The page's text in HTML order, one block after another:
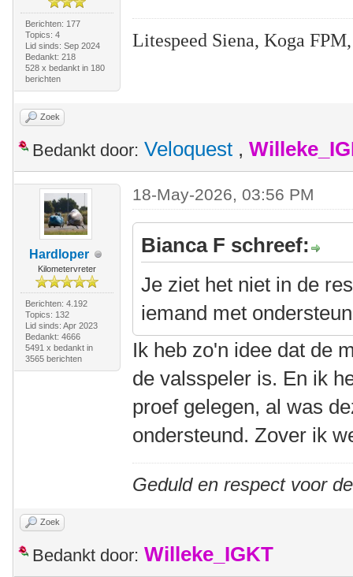
Berichten: 177
Topics: 4
Lid sinds: Sep 2024
Bedankt: 218
528 x bedankt in 180
berichten
Litespeed Siena, Koga
Zoek
Bedankt door: Veloquest ,
Hardloper
Kilometervreter
Berichten: 4.192
Topics: 132
Lid sinds: Apr 2023
Bedankt: 4666
5491 x bedankt in
3565 berichten
18-May-2026, 03:56 PM
Bianca F schreef:
Je ziet het niet in de
iemand met
Ik heb zo'n idee dat de
de valsspeler is. En ik
proef gelegen, al was
ondersteund. Zover ik
Geduld en respect voor
Zoek
Bedankt door: Willeke_IGKT